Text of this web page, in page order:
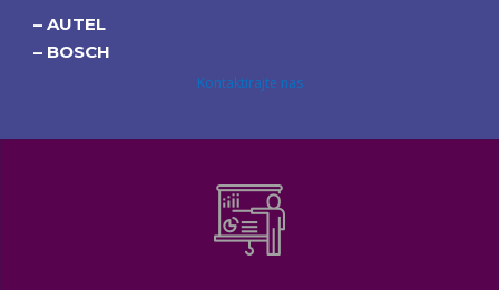
– AUTEL
– BOSCH
Kontaktirajte nas